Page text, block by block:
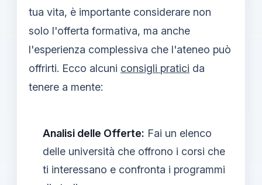
tua vita, è importante considerare non
solo l'offerta formativa, ma anche
l'esperienza complessiva che l'ateneo può
offrirti. Ecco alcuni consigli pratici da
tenere a mente:
Analisi delle Offerte: Fai un elenco
delle università che offrono i corsi che
ti interessano e confronta i programmi